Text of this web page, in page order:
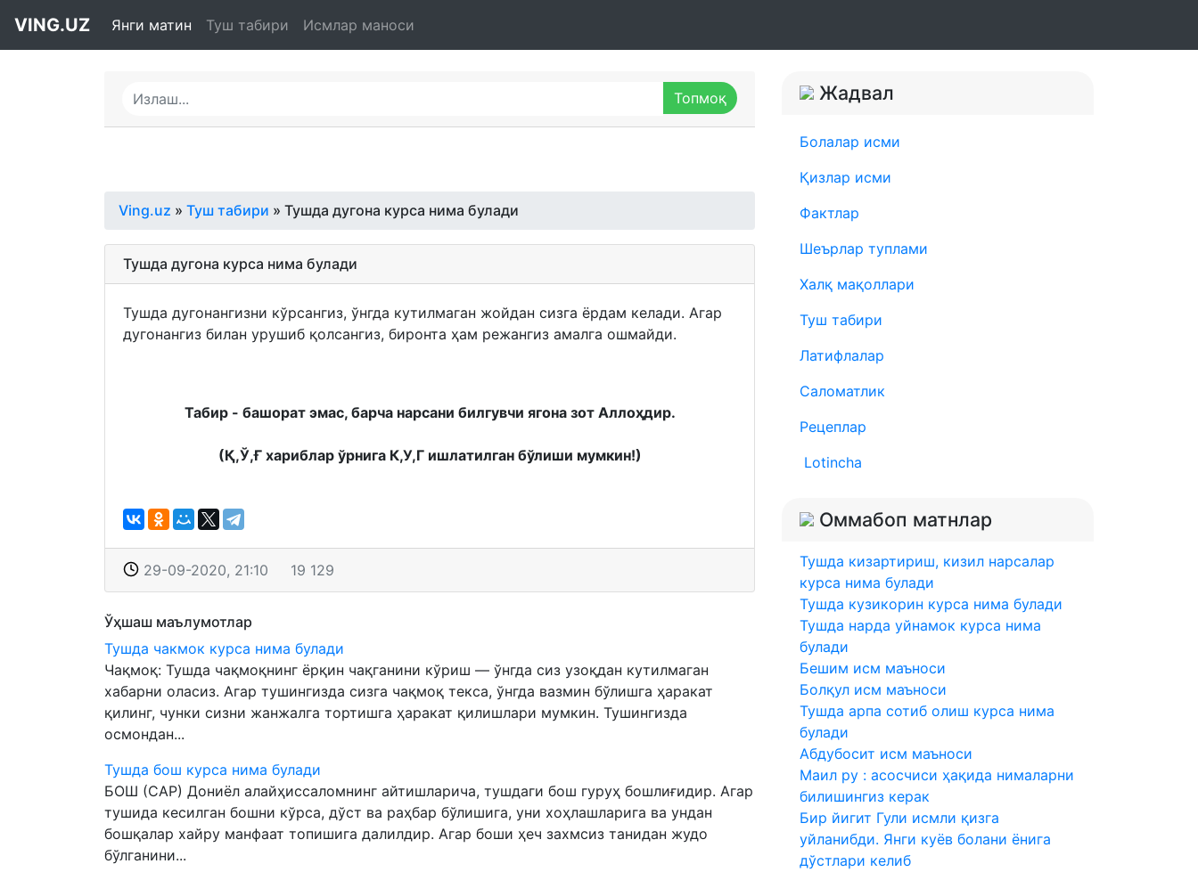
VING.UZ Янги матин Туш табири Исмлар маноси
Ving.uz » Туш табири » Тушда дугона курса нима булади
Тушда дугона курса нима булади
Тушда дугонангизни кўрсангиз, ўнгда кутилмаган жойдан сизга ёрдам келади. Агар
дугонангиз билан урушиб қолсангиз, биронта ҳам режангиз амалга ошмайди.
Табир - башорат эмас, барча нарсани билгувчи ягона зот Аллоҳдир.
(Қ,Ў,Ғ хариблар ўрнига К,У,Г ишлатилган бўлиши мумкин!)
29-09-2020, 21:10 19 129
Ўҳшаш маълумотлар
Тушда чакмок курса нима булади
Чақмоқ: Тушда чақмоқнинг ёрқин чақганини кўриш — ўнгда сиз узоқдан кутилмаган
хабарни оласиз. Агар тушингизда сизга чақмоқ текса, ўнгда вазмин бўлишга ҳаракат
қилинг, чунки сизни жанжалга тортишга ҳаракат қилишлари мумкин. Тушингизда
осмондан...
Тушда бош курса нима булади
БОШ (САР) Дониёл алайҳиссаломнинг айтишларича, тушдаги бош гуруҳ бошлиғидир. Агар
тушида кесилган бошни кўрса, дўст ва раҳбар бўлишига, уни хоҳлашларига ва ундан
бошқалар хайру манфаат топишига далилдир. Агар боши ҳеч захмсиз танидан жудо
бўлганини...
Жадвал
Болалар исми
Қизлар исми
Фактлар
Шеърлар туплами
Халқ мақоллари
Туш табири
Латифлалар
Саломатлик
Рецеплар
Lotincha
Оммабоп матнлар
Тушда кизартириш, кизил нарсалар
курса нима булади
Тушда кузикорин курса нима булади
Тушда нарда уйнамок курса нима
булади
Бешим исм маъноси
Болқул исм маъноси
Тушда арпа сотиб олиш курса нима
булади
Абдубосит исм маъноси
Маил ру : асосчиси ҳақида нималарни
билишингиз керак
Бир йигит Гули исмли қизга
уйланибди. Янги куёв болани ёнига
дўстлари келиб